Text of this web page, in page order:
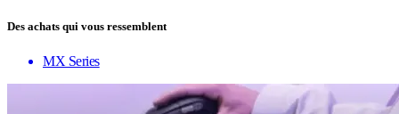
Des achats qui vous ressemblent
MX Series